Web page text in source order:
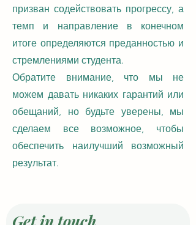
призван содействовать прогрессу, а
темп и направление в конечном
итоге определяются преданностью и
стремлениями студента.
Обратите внимание, что мы не
можем давать никаких гарантий или
обещаний, но будьте уверены, мы
сделаем все возможное, чтобы
обеспечить наилучший возможный
результат.
Get in touch